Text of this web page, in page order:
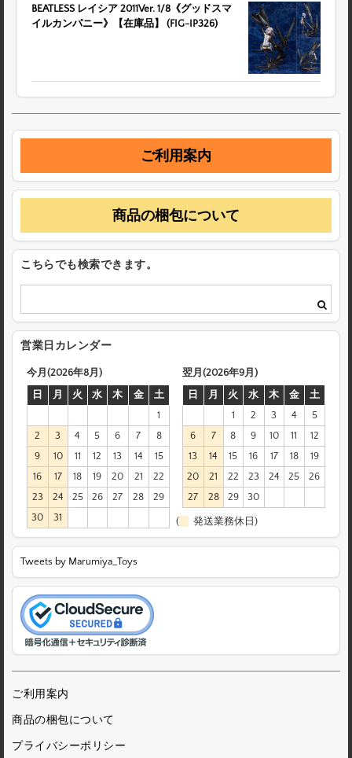
BEATLESS レイシア 2011Ver. 1/8《グッドスマ
イルカンパニー》【在庫品】 (FIG-IP326)
ご利用案内
商品の梱包について
こちらでも検索できます。
営業日カレンダー
今月(2026年8月)
日
月 火 水 木 金
土
1
2
3 4 5 6 7
8
9
10 11 12 13 14
15
16
17 18 19 20 21
22
23
24 25 26 27 28
29
30
31
翌月(2026年9月)
日
月 火 水 木 金
土
1
2 3 4
5
6
7 8 9 10 11
12
13
14 15 16 17 18
19
20
21 22 23 24 25
26
27
28 29 30
( 発送業務休日)
Tweets by Marumiya_Toys
ご利用案内
商品の梱包について
プライバシーポリシー